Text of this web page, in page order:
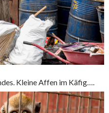
Kleine Affen im Käfig….